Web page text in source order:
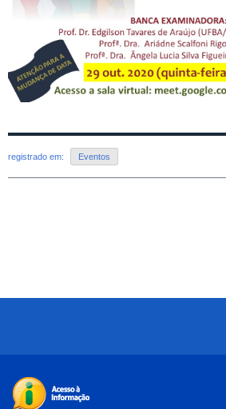
registrado em: Eventos